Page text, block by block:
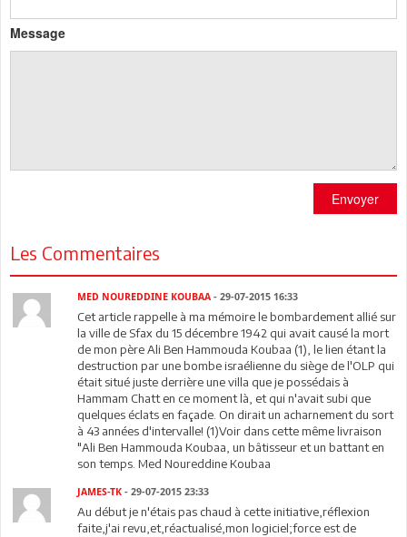
Message
Envoyer
Les Commentaires
MED NOUREDDINE KOUBAA - 29-07-2015 16:33
Cet article rappelle à ma mémoire le bombardement allié sur
la ville de Sfax du 15 décembre 1942 qui avait causé la mort
de mon père Ali Ben Hammouda Koubaa (1), le lien étant la
destruction par une bombe israélienne du siège de l'OLP qui
était situé juste derrière une villa que je possédais à
Hammam Chatt en ce moment là, et qui n'avait subi que
quelques éclats en façade. On dirait un acharnement du sort
à 43 années d'intervalle! (1)Voir dans cette même livraison
"Ali Ben Hammouda Koubaa, un bâtisseur et un battant en
son temps. Med Noureddine Koubaa
JAMES-TK - 29-07-2015 23:33
Au début je n'étais pas chaud à cette initiative,réflexion
faite,j'ai revu,et,réactualisé,mon logiciel;force est de